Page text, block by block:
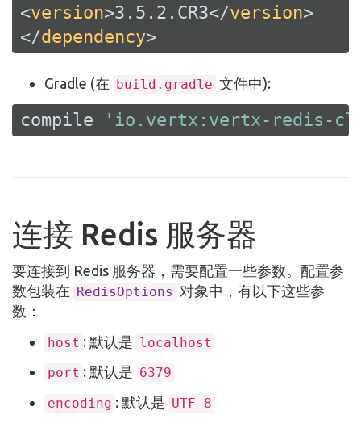
<version>3.5.2.CR3</version>
</dependency>
Gradle (在 build.gradle 文件中):
compile 'io.vertx:vertx-redis-
连接 Redis 服务器
要连接到 Redis 服务器，需要配置一些参数。配置参
数包装在 RedisOptions 对象中，有以下这些参
数：
host : 默认是 localhost
port : 默认是 6379
encoding : 默认是 UTF-8